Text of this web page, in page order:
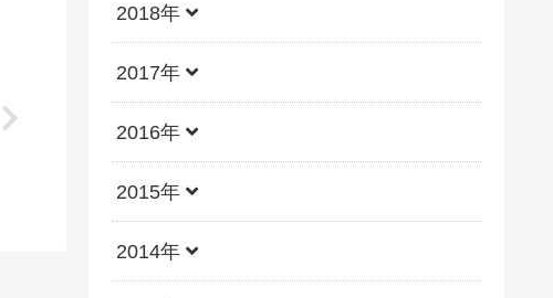
2018年
2017年
2016年
2015年
2014年